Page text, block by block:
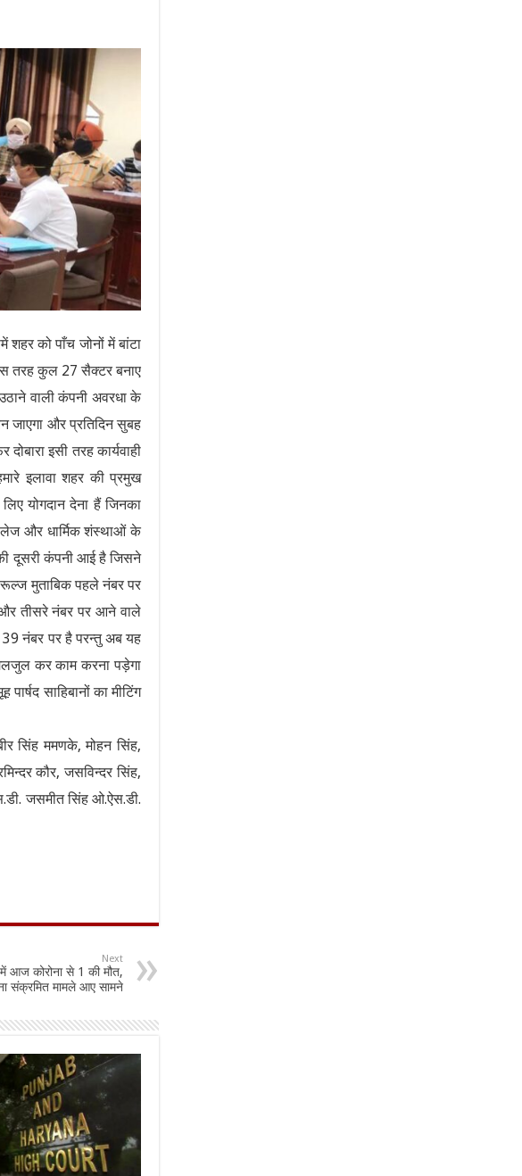
को पाँच जोनों में बांटा
तरह कुल 27 सैक्टर बनाए
वाली कंपनी अवरधा के
जाएगा और प्रतिदिन सुबह
इसी तरह कार्यवाही
इलावा शहर की प्रमुख
योगदान देना हैं जिनका
और धार्मिक शंस्थाओं के
दूसरी कंपनी आई है जिसने
रूल्ज मुताबिक पहले नंबर पर
तीसरे नंबर पर आने वाले
नंबर पर है परन्तु अब यह
कर काम करना पड़ेगा
साहिबानों का मीटिंग
सिंह ममणके, मोहन सिंह,
कौर, जसविन्दर सिंह,
जसमीत सिंह ओ.ऐस.डी.
Next
आज कोरोना से 1 की मौत,
संक्रमित मामले आए सामने